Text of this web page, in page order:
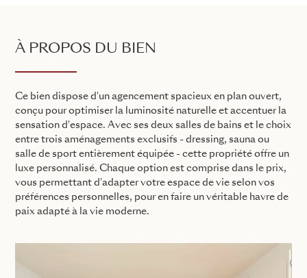
À PROPOS DU BIEN
Ce bien dispose d'un agencement spacieux en plan ouvert,
conçu pour optimiser la luminosité naturelle et accentuer la
sensation d'espace. Avec ses deux salles de bains et le choix
entre trois aménagements exclusifs - dressing, sauna ou
salle de sport entièrement équipée - cette propriété offre un
luxe personnalisé. Chaque option est comprise dans le prix,
vous permettant d'adapter votre espace de vie selon vos
préférences personnelles, pour en faire un véritable havre de
paix adapté à la vie moderne.